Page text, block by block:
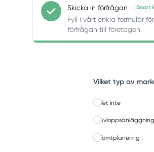
Skicka in förfrågan Snart
Fyll i vårt enkla formulär
förfrågan till företagen.
Vilket typ av
Vet inte
Avloppsanläggning
Tomtplanering